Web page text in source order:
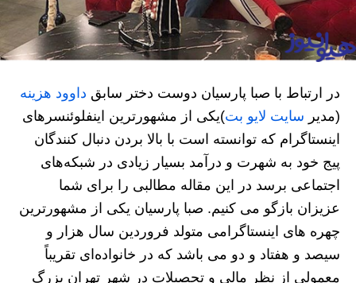
در ارتباط با صبا پارسیان دوست دختر سابق داوود هزینه
(مدیر سایت لایو بت)یکی از مشهورترین اینفلوئنسرهای
اینستاگرام که توانسته است با بالا بردن دنبال کنندگان
پیج خود به شهرت و درآمد بسیار زیادی در شبکه‌های
اجتماعی برسد در این مقاله مطالبی را برای شما
عزیزان بازگو می کنیم. صبا پارسیان یکی از مشهورترین
چهره های اینستاگرامی متولد فروردین سال هزار و
سیصد و هفتاد و دو می باشد که در خانواده‌ای تقریباً
معمولی از نظر مالی و تحصیلات در شهر تهران بزرگ